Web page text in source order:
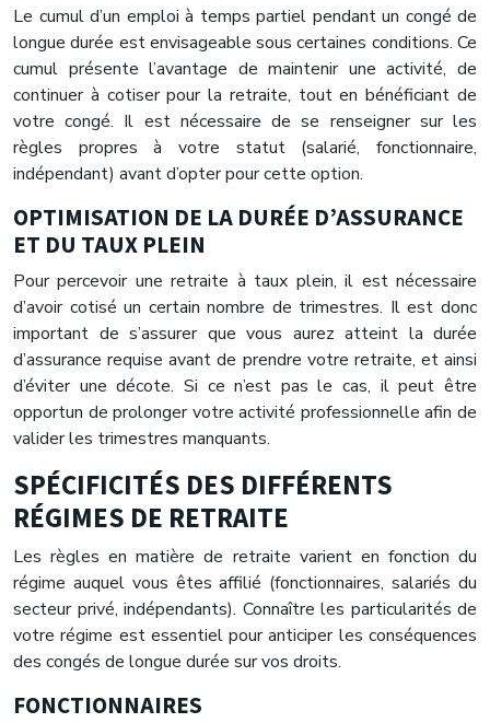
Le cumul d’un emploi à temps partiel pendant un congé de
longue durée est envisageable sous certaines conditions. Ce
cumul présente l’avantage de maintenir une activité, de
continuer à cotiser pour la retraite, tout en bénéficiant de
votre congé. Il est nécessaire de se renseigner sur les
règles propres à votre statut (salarié, fonctionnaire,
indépendant) avant d’opter pour cette option.
OPTIMISATION DE LA DURÉE D’ASSURANCE
ET DU TAUX PLEIN
Pour percevoir une retraite à taux plein, il est nécessaire
d’avoir cotisé un certain nombre de trimestres. Il est donc
important de s’assurer que vous aurez atteint la durée
d’assurance requise avant de prendre votre retraite, et ainsi
d’éviter une décote. Si ce n’est pas le cas, il peut être
opportun de prolonger votre activité professionnelle afin de
valider les trimestres manquants.
SPÉCIFICITÉS DES DIFFÉRENTS
RÉGIMES DE RETRAITE
Les règles en matière de retraite varient en fonction du
régime auquel vous êtes affilié (fonctionnaires, salariés du
secteur privé, indépendants). Connaître les particularités de
votre régime est essentiel pour anticiper les conséquences
des congés de longue durée sur vos droits.
FONCTIONNAIRES